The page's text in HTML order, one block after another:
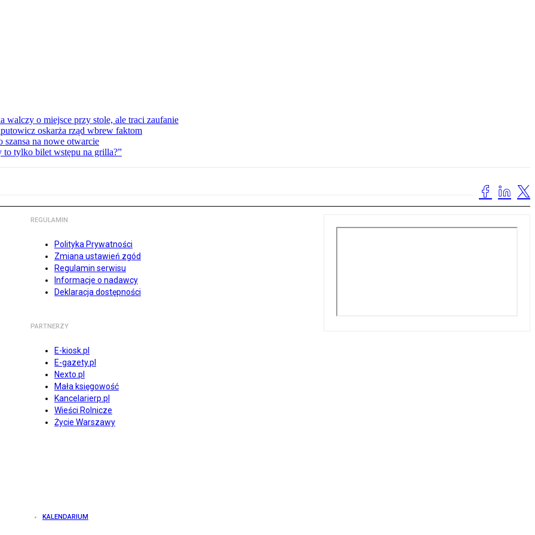
walczy o miejsce przy stole, ale traci zaufanie
oskarża rząd wbrew faktom
na nowe otwarcie
to tylko bilet wstępu na grilla?”
REGULAMIN
Polityka Prywatności
Zmiana ustawień zgód
Regulamin serwisu
Informacje o nadawcy
Deklaracja dostępności
PARTNERZY
E-kiosk.pl
E-gazety.pl
Nexto.pl
Mała księgowość
Kancelarierp.pl
Wieści Rolnicze
Życie Warszawy
KALENDARIUM